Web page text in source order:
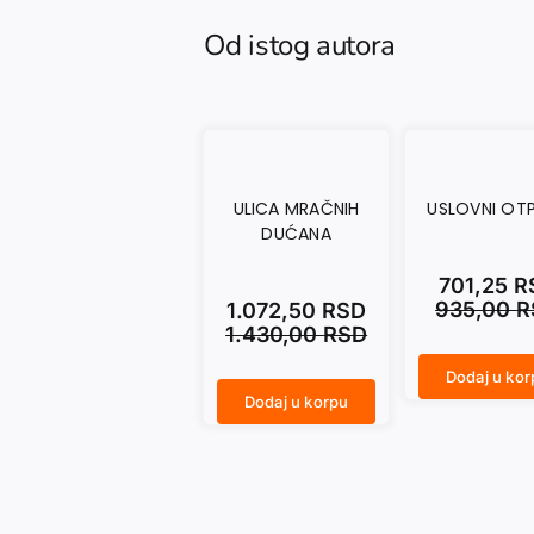
Od istog autora
ULICA MRAČNIH
DUĆANA
1.430,00RSD
1.072,50 RSD
Dodaj u korpu
USLOVNI
935,00
701,25
Dodaj u